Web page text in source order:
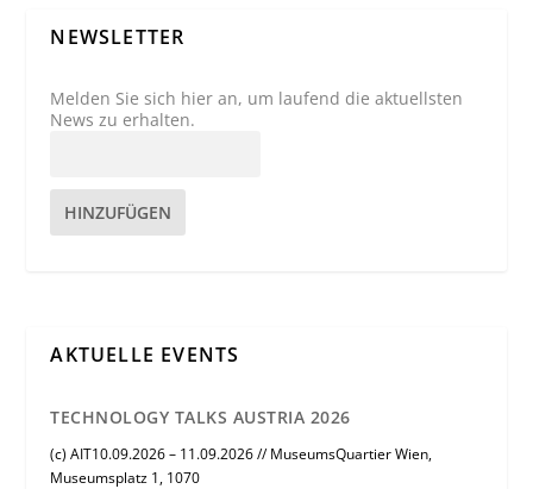
NEWSLETTER
Melden Sie sich hier an, um laufend die aktuellsten
News zu erhalten.
HINZUFÜGEN
AKTUELLE EVENTS
TECHNOLOGY TALKS AUSTRIA 2026
(c) AIT10.09.2026 – 11.09.2026 // MuseumsQuartier Wien,
Museumsplatz 1, 1070